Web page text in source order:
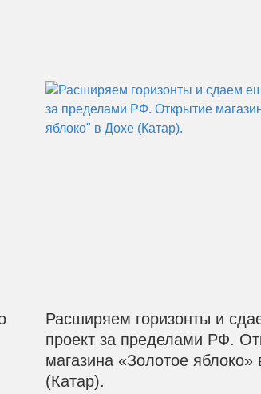
Расширяем горизонты и
проект за пределами РФ.
магазина «Золотое яблоко»
(Катар).